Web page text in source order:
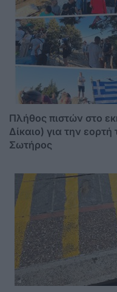
Πλήθος πιστών στο
Δίκαιο) για την
Σωτήρος